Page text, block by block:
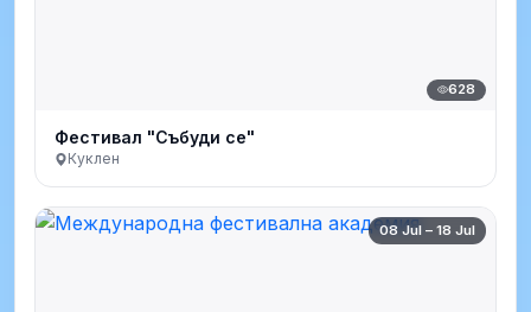
628
Фестивал "Събуди се"
Куклен
08 Jul – 18 Jul